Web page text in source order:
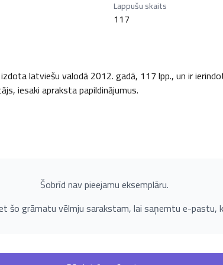
Lappušu skaits
117
latviešu valodā 2012. gadā, 117 lpp., un ir
iesaki apraksta papildinājumus.
Šobrīd nav pieejamu eksemplāru.
šo grāmatu vēlmju sarakstam, lai saņemtu e-pastu,